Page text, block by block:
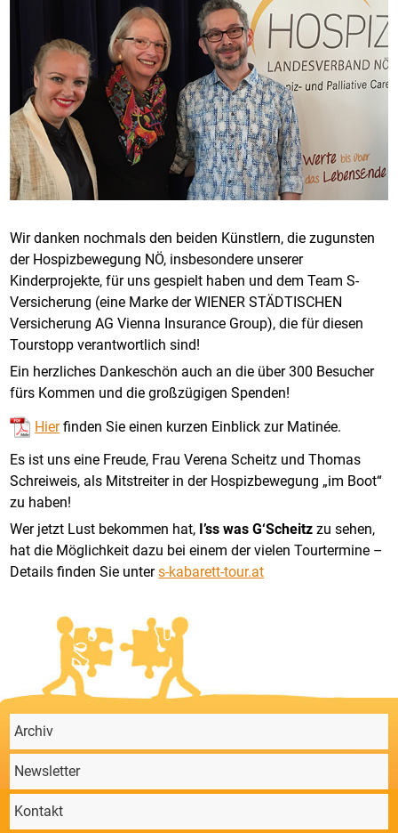
Wir danken nochmals den beiden Künstlern, die zugunsten
der Hospizbewegung NÖ, insbesondere unserer
Kinderprojekte, für uns gespielt haben und dem Team S-
Versicherung (eine Marke der WIENER STÄDTISCHEN
Versicherung AG Vienna Insurance Group), die für diesen
Tourstopp verantwortlich sind!
Ein herzliches Dankeschön auch an die über 300 Besucher
fürs Kommen und die großzügigen Spenden!
Hierfinden Sie einen kurzen Einblick zur Matinée.
Es ist uns eine Freude, Frau Verena Scheitz und Thomas
Schreiweis, als Mitstreiter in der Hospizbewegung „im Boot“
zu haben!
Wer jetzt Lust bekommen hat, I’ss was G‘Scheitz zu sehen,
hat die Möglichkeit dazu bei einem der vielen Tourtermine –
Details finden Sie unters-kabarett-tour.at
Archiv
Newsletter
Kontakt